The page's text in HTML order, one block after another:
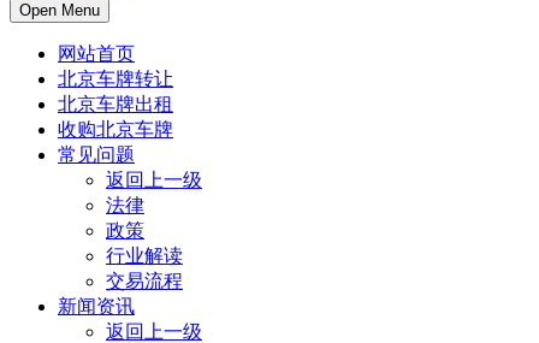
Open Menu
网站首页
北京车牌转让
北京车牌出租
收购北京车牌
常见问题
返回上一级
法律
政策
行业解读
交易流程
新闻资讯
返回上一级